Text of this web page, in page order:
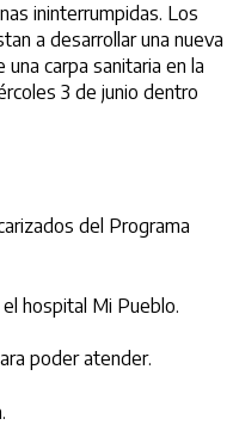
ininterrumpidas. Los
a desarrollar una nueva
una carpa sanitaria en la
3 de junio dentro
del Programa
hospital Mi Pueblo.
poder atender.